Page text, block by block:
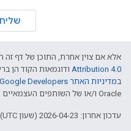
אלא אם צוין אחרת, התוכן של דף זה
Attribution 4.0 ודוגמאות הקוד הן
במדיניות האתר Google Developers‏
Oracle ו/או של השותפים העצמאיים שלה.
עדכון אחרון: 2026-04-23 (שעון UTC).